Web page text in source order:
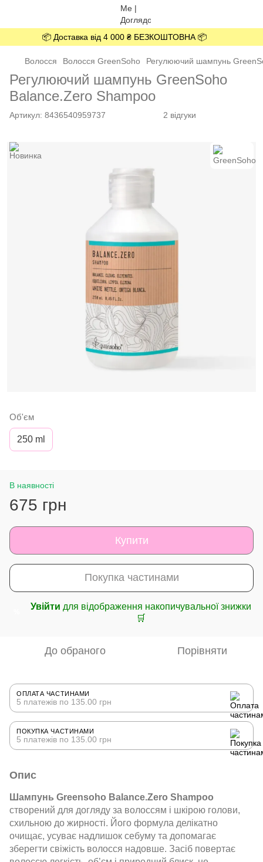
📦 Доставка від 4 000 ₴ БЕЗКОШТОВНА 📦
Волосся Волосся GreenSoho Регулюючий шампунь
Регулюючий шампунь GreenSoho
Balance.Zero Shampoo
Артикул: 8436540959737 2 відгуки
Об'єм
250 ml
В наявності
675 грн
Купити
Покупка частинами
Увійти для відображення накопичувальної знижки
🛒
До обраного Порівняти
ОПЛАТА ЧАСТИНАМИ
5 платежів по 135.00 грн
ПОКУПКА ЧАСТИНАМИ
5 платежів по 135.00 грн
Опис
Шампунь Greensoho Balance.Zero Shampoo
створений для догляду за волоссям і шкірою голови,
схильною до жирності. Його формула делікатно
очищає, усуває надлишок себуму та допомагає
зберегти свіжість волосся надовше. Засіб повертає